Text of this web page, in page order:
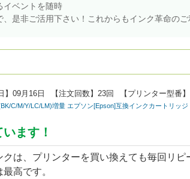
イベントを随時
、是非ご活用下さい！これからもインク革命のご
】 09月16日 【注文回数】 23回 【プリンター型番】
C/M/Y/LC/LM)増量 エプソン[Epson]互換インクカートリッジ
ます！
は、プリンターを買い換えても毎回リピ
高です。